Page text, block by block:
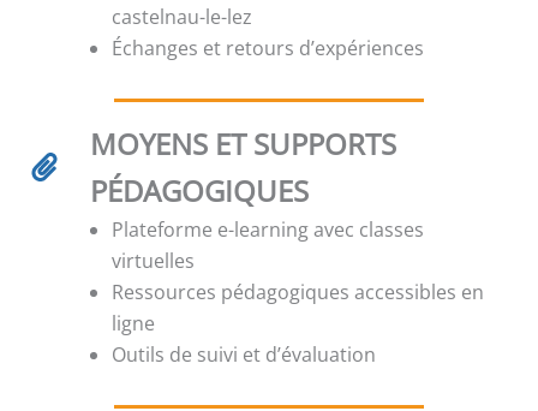
castelnau-le-lez
Échanges et retours d’expériences
MOYENS ET SUPPORTS
PÉDAGOGIQUES
Plateforme e-learning avec classes
virtuelles
Ressources pédagogiques accessibles en
ligne
Outils de suivi et d’évaluation